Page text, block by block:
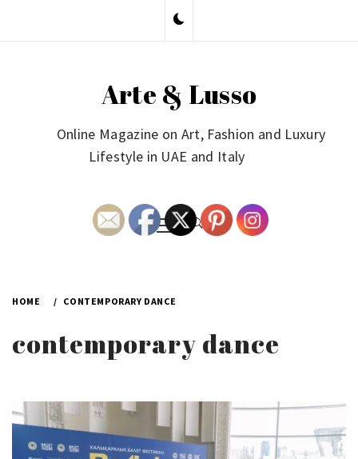
Arte & Lusso
Online Magazine on Art, Fashion and Luxury
Lifestyle in UAE and Italy
Primary
Menu
HOME CONTEMPORARY DANCE
contemporary dance